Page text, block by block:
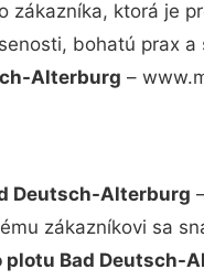
zákazníka, ktorá je
bohatú prax
Alterburg –
Deutsch-Alterburg
zákazníkovi sa
plotu Bad Deutsch-